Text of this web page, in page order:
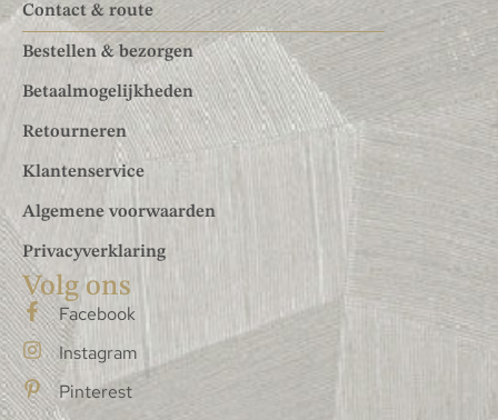
Contact & route
Bestellen & bezorgen
Betaalmogelijkheden
Retourneren
Klantenservice
Algemene voorwaarden
Privacyverklaring
Volg ons
Facebook
Instagram
Pinterest